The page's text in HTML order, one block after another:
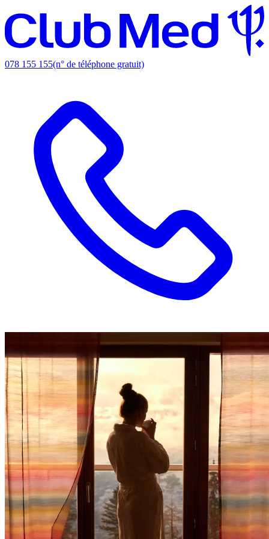
078 155 155(n° de téléphone gratuit)